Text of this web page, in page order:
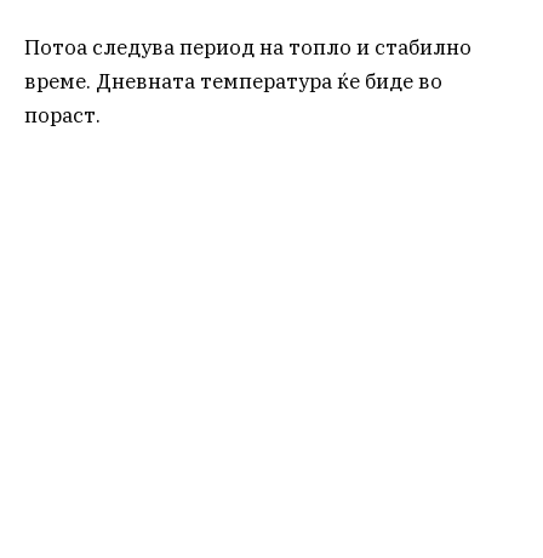
Потоа следува период на топло и стабилно
време. Дневната температура ќе биде во
пораст.